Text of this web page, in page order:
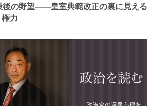
後の野望――皇室典範改正の裏に見える
権力